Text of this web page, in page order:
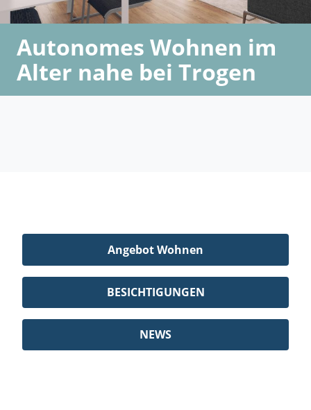
Autonomes Wohnen im
Alter nahe bei Trogen
Angebot Wohnen
BESICHTIGUNGEN
NEWS